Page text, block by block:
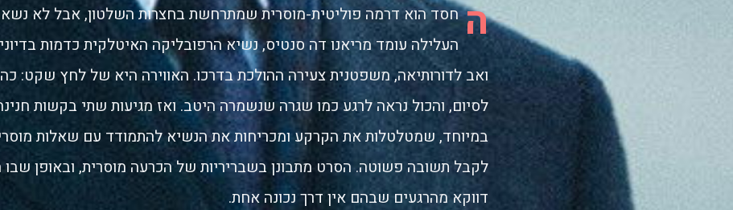
ה חסד הוא דרמה פוליטית-מוסרית שמתרחשת בחצרות השלטון, אבל לא
העלילה עומד מריאנו דה סנטיס, נשיא הרפובליקה האיטלקית כדמות
ואב לדורותיאה, משפטנית צעירה ההולכת בדרכו. האווירה היא של לחץ שקט:
לסיום, והכול נראה לרגע כמו שגרה שנשמרה היטב. ואז מגיעות שתי בקשות
במיוחד, שמטלטלות את הקרקע ומכריחות את הנשיא להתמודד עם שאלות
לקבל תשובה פשוטה. הסרט מתבונן בשבריריות של הכרעה מוסרית, ובאופן שבו
דווקא מהרגעים שבהם אין דרך נכונה אחת.